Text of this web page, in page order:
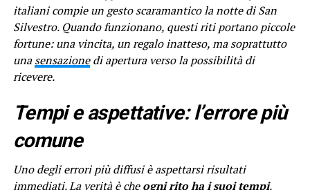
italiani compie un gesto scaramantico la notte di San
Silvestro. Quando funzionano, questi riti portano piccole
fortune: una vincita, un regalo inatteso, ma soprattutto
unasensazionedi apertura verso la possibilità di
ricevere.
Tempi e aspettative: l’errore più
comune
Uno degli errori più diffusi è aspettarsi risultati
immediati. La verità è cheogni rito ha i suoi tempi.